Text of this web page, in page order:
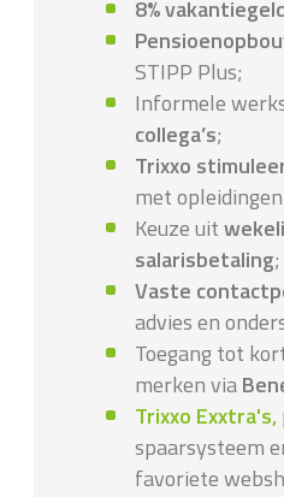
8%
STIPP Plus;
Informele
collega’s;
Trixxo
met
Keuze uit
salarisbetaling;
Vaste
advies en
Toegang tot
merken via
Trixxo Exxtra's,
spaarsysteem
favoriete